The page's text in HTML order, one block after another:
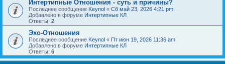
Интертипные Отношения - суть и причины?
Последнее сообщение Keynol « Сб май 23, 2026 4:21 pm
Добавлено в форуме Интертипные КЛ
Ответы: 2
Эхо-Отношения
Последнее сообщение Keynol « Пт июн 19, 2026 11:36 am
Добавлено в форуме Интертипные КЛ
Ответы: 6